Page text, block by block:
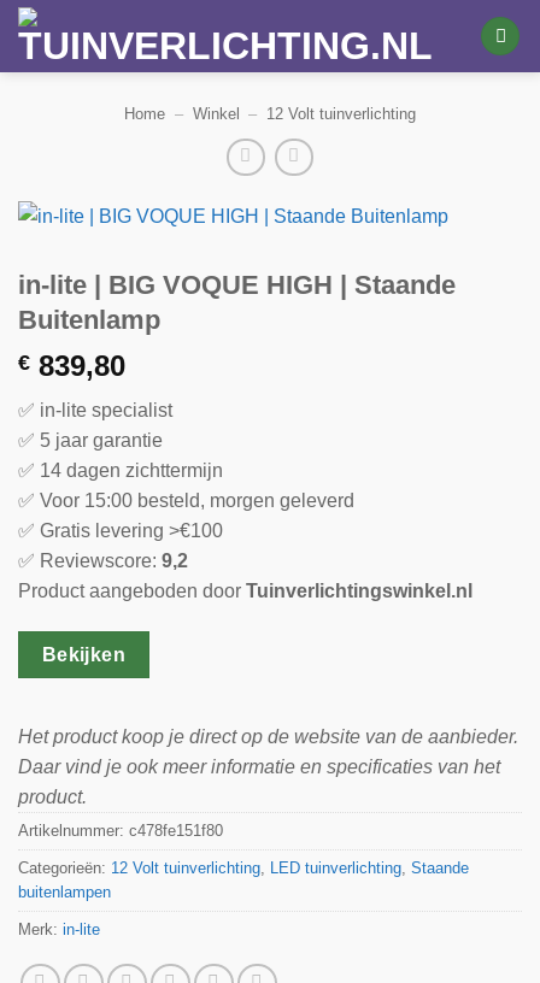
Ga
naar
inhoud
Home – Winkel – 12 Volt tuinverlichting
in-lite | BIG VOQUE HIGH | Staande
Buitenlamp
€ 839,80
✅ in-lite specialist
✅ 5 jaar garantie
✅ 14 dagen zichttermijn
✅ Voor 15:00 besteld, morgen geleverd
✅ Gratis levering >€100
✅ Reviewscore: 9,2
Product aangeboden door Tuinverlichtingswinkel.nl
Bekijken
Het product koop je direct op de website van de aanbieder.
Daar vind je ook meer informatie en specificaties van het
product.
Artikelnummer: c478fe151f80
Categorieën: 12 Volt tuinverlichting, LED tuinverlichting, Staande
buitenlampen
Merk: in-lite